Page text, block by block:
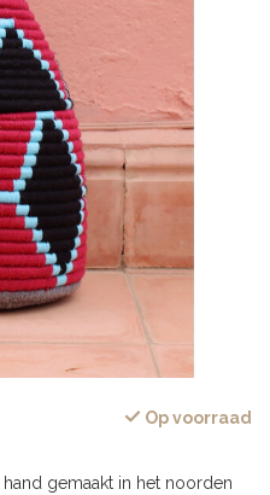
Op voorraad
gemaakt in het noorden